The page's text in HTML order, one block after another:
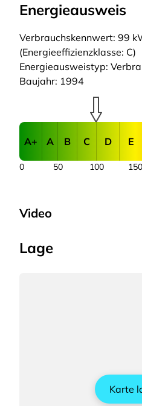
Energieausweis
Verbrauchskennwert: 99
(Energieeffizienzklasse: C)
Energieausweistyp:
Baujahr: 1994
A+ A B C D E
50 100 150
0
Video
Lage
Karte